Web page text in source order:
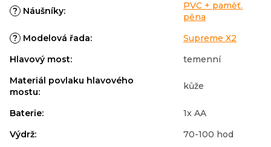
? Náušníky:
PVC + paměť.
pěna
?
Modelová řada:
Supreme X2
Hlavový most:
temenní
Materiál povlaku hlavového
mostu:
kůže
Baterie:
1x AA
Výdrž:
70-100 hod